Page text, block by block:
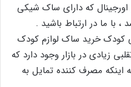
اورجینال که دارای ساک شیکی
با ما در ارتباط باشید .
کودک خرید ساک لوازم کودک
زیادی در بازار وجود دارد که
اینکه مصرف کننده تمایل به